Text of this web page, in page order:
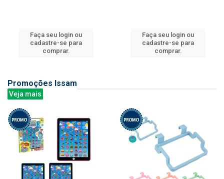
Faça seu login ou
cadastre-se para
comprar.
Faça seu login ou
cadastre-se para
comprar.
Promoções Issam
Veja mais